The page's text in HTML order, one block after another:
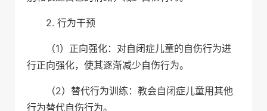
2. 行为干预
（1）正向强化：对自闭症儿童的自伤行为进
行正向强化，使其逐渐减少自伤行为。
（2）替代行为训练：教会自闭症儿童用其他
行为替代自伤行为。